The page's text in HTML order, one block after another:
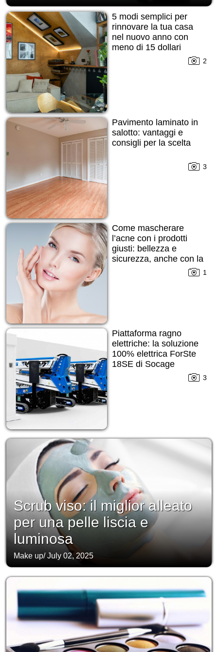
5 modi semplici per
rinnovare la tua casa
nel nuovo anno con
meno di 15 dollari
2
Pavimento laminato in
salotto: vantaggi e
consigli per la scelta
3
Come mascherare
l’acne con i prodotti
giusti: bellezza e
sicurezza, anche con la
1
Piattaforma ragno
elettriche: la soluzione
100% elettrica ForSte
18SE di Socage
3
Scrub viso: il miglior alleato
per una pelle liscia e
luminosa
Make up/July 02, 2025